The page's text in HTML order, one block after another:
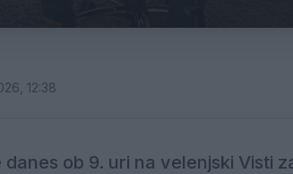
12:38
ob 9. uri na velenjski Visti